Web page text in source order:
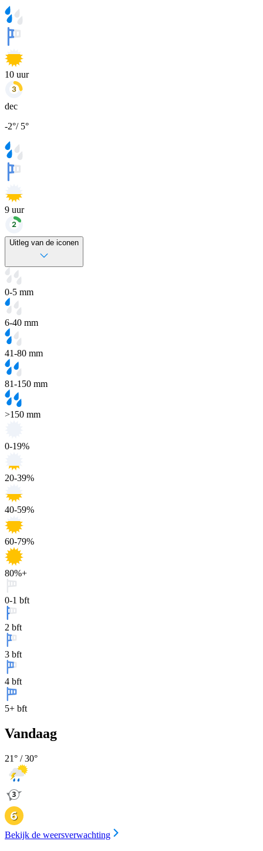
10 uur
dec
-2°/ 5°
9 uur
Uitleg van de iconen
0-5 mm
6-40 mm
41-80 mm
81-150 mm
>150 mm
0-19%
20-39%
40-59%
60-79%
80%+
0-1 bft
2 bft
3 bft
4 bft
5+ bft
Vandaag
21° /30°
Bekijk de weersverwachting